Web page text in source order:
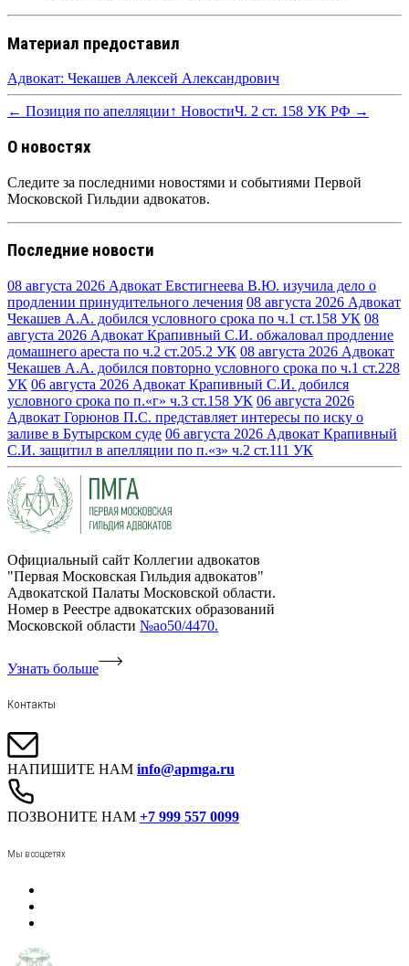
Материал предоставил
Адвокат: Чекашев Алексей Александрович
← Позиция по апелляции↑ НовостиЧ. 2 ст. 158 УК РФ →
О новостях
Следите за последними новостями и событиями Первой
Московской Гильдии адвокатов.
Последние новости
08 августа 2026 Адвокат Евстигнеева В.Ю. изучила дело о
продлении принудительного лечения 08 августа 2026 Адвокат
Чекашев А.А. добился условного срока по ч.1 ст.158 УК 08
августа 2026 Адвокат Крапивный С.И. обжаловал продление
домашнего ареста по ч.2 ст.205.2 УК 08 августа 2026 Адвокат
Чекашев А.А. добился повторно условного срока по ч.1 ст.228
УК 06 августа 2026 Адвокат Крапивный С.И. добился
условного срока по п.«г» ч.3 ст.158 УК 06 августа 2026
Адвокат Горюнов П.С. представляет интересы по иску о
заливе в Бутырском суде 06 августа 2026 Адвокат Крапивный
С.И. защитил в апелляции по п.«з» ч.2 ст.111 УК
Официальный сайт Коллегии адвокатов
"Первая Московская Гильдия адвокатов"
Адвокатской Палаты Московской области.
Номер в Реестре адвокатских образований
Московской области №ао50/4470.
Узнать больше
Контакты
НАПИШИТЕ НАМ info@apmga.ru
ПОЗВОНИТЕ НАМ +7 999 557 0099
Мы в соцсетях